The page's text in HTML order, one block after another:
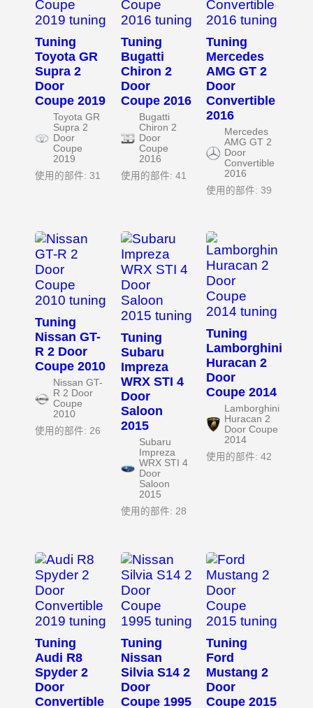
Tuning
Toyota GR
Supra 2
Door
Coupe 2019
Toyota GR
Supra 2
Door
Coupe
2019
使用的部件: 31
Tuning
Bugatti
Chiron 2
Door
Coupe 2016
Bugatti
Chiron 2
Door
Coupe
2016
使用的部件: 41
Tuning
Mercedes
AMG GT 2
Door
Convertible
2016
Mercedes
AMG GT 2
Door
Convertible
2016
使用的部件: 39
Tuning
Nissan GT-
R 2 Door
Coupe 2010
Nissan GT-
R 2 Door
Coupe
2010
使用的部件: 26
Tuning
Subaru
Impreza
WRX STI 4
Door
Saloon
2015
Subaru
Impreza
WRX STI 4
Door
Saloon
2015
使用的部件: 28
Tuning
Lamborghini
Huracan 2
Door
Coupe 2014
Lamborghini
Huracan 2
Door Coupe
2014
使用的部件: 42
Tuning
Audi R8
Spyder 2
Door
Convertible
Tuning
Nissan
Silvia S14 2
Door
Coupe 1995
Tuning
Ford
Mustang 2
Door
Coupe 2015